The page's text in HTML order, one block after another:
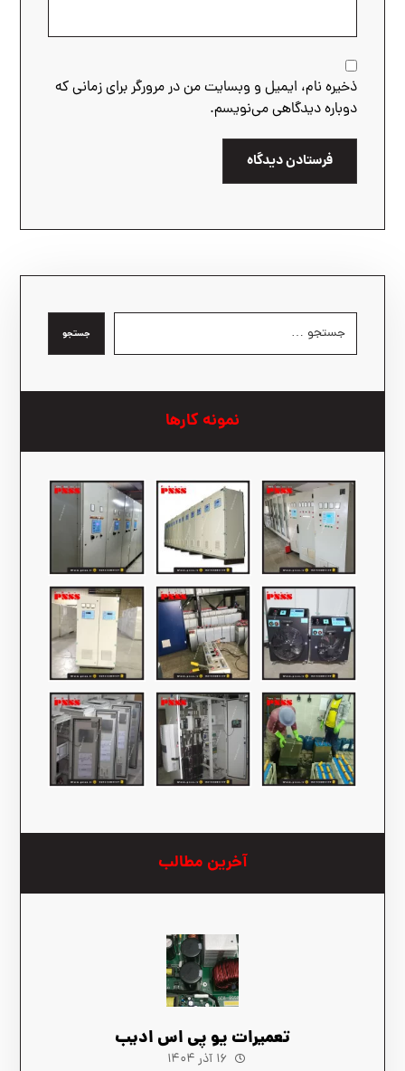
ذخیره نام، ایمیل و وبسایت من در مرورگر برای زمانی که
دوباره دیدگاهی می‌نویسم.
فرستادن دیدگاه
جستجو
نمونه کارها
آخرین مطالب
تعمیرات یو پی اس ادیب
۱۶ آذر ۱۴۰۴